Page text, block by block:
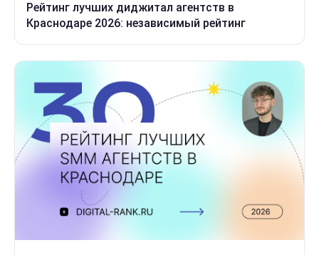
Рейтинг лучших диджитал агентств в
Краснодаре 2026: независимый рейтинг